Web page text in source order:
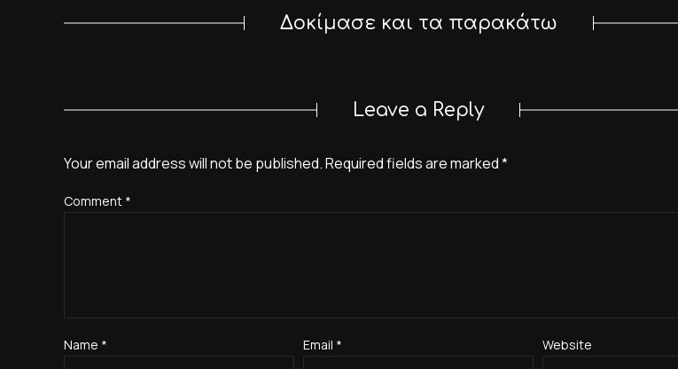
Δοκίμασε και τα παρακάτω
Leave a Reply
Your email address will not be published.Required fields are marked*
Comment *
Name * Email * Website